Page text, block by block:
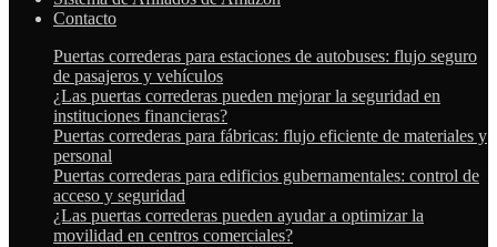
Contacto
Puertas correderas para estaciones de autobuses: flujo seguro
de pasajeros y vehículos
¿Las puertas correderas pueden mejorar la seguridad en
instituciones financieras?
Puertas correderas para fábricas: flujo eficiente de materiales y
personal
Puertas correderas para edificios gubernamentales: control de
acceso y seguridad
¿Las puertas correderas pueden ayudar a optimizar la
movilidad en centros comerciales?